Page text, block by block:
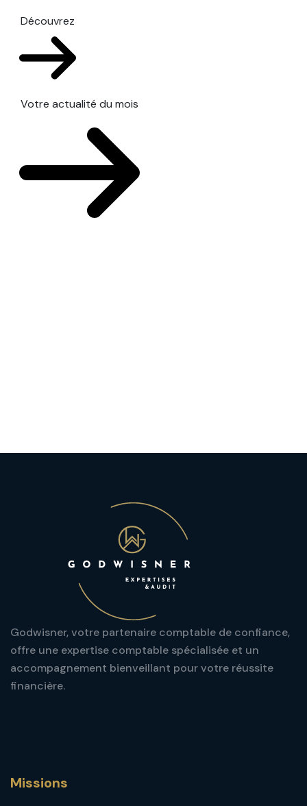
Découvrez
Votre actualité du mois
Godwisner, votre partenaire comptable de confiance,
offre une expertise comptable spécialisée et un
accompagnement bienveillant pour votre réussite
financière.
Missions